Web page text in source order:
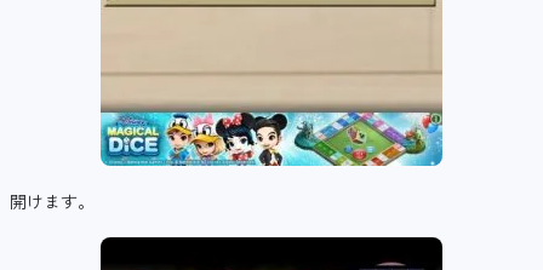
開けます。